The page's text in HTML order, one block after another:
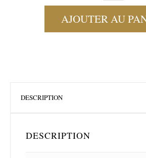
AJOUTER AU
DESCRIPTION
DESCRIPTION